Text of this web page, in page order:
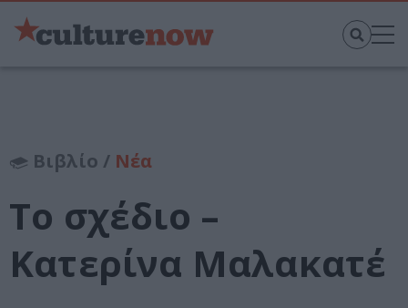
Βιβλίο / Νέα
Το σχέδιο –
Κατερίνα Μαλακατέ